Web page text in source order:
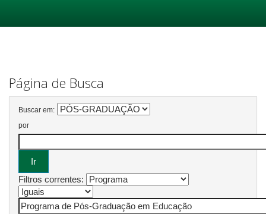
Página de Busca
Buscar em:
por
Filtros correntes: